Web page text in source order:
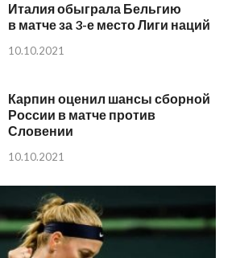
Италия обыграла Бельгию
в матче за 3-е место Лиги наций
10.10.2021
Карпин оценил шансы сборной
России в матче против
Словении
10.10.2021